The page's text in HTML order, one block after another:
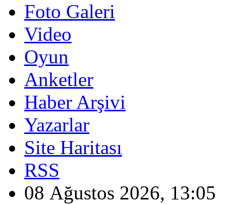
Foto Galeri
Video
Oyun
Anketler
Haber Arşivi
Yazarlar
Site Haritası
RSS
08 Ağustos 2026, 13:05